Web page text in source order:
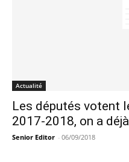
Actualité
Les députés votent
2017-2018, on a
Senior Editor - 06/09/2018